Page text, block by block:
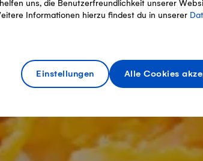
uns, die Benutzerfreundlichkeit unserer
Informationen hierzu findest du in unserer
Einstellungen Alle Cookies